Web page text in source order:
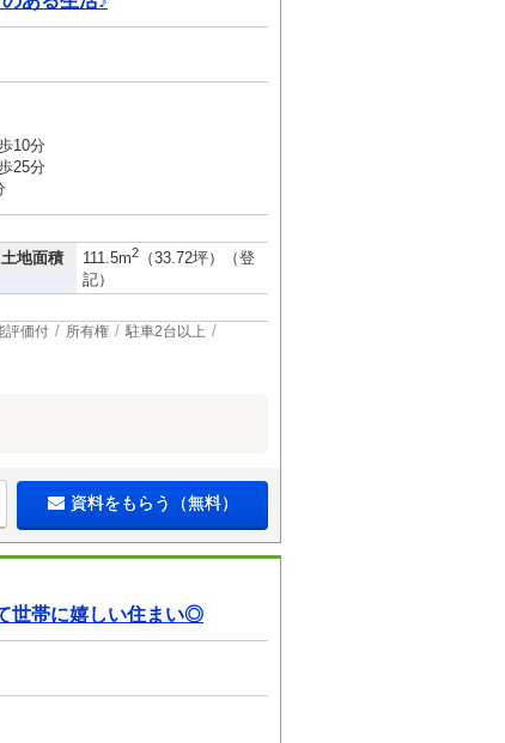
10分
25分
土地面積 111.5m2
（33.72坪）（登
記）
評価付 所有権
駐車2台以上
資料をもらう（無料）
世帯に嬉しい住まい◎